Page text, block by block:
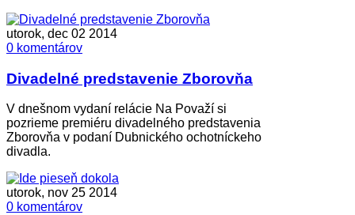
utorok, dec 02 2014
0 komentárov
Divadelné predstavenie Zborovňa
V dnešnom vydaní relácie Na Považí si
pozrieme premiéru divadelného predstavenia
Zborovňa v podaní Dubnického ochotníckeho
divadla.
utorok, nov 25 2014
0 komentárov